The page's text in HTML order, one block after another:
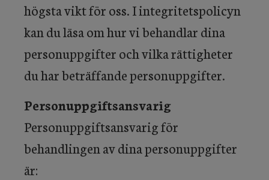
högsta vikt för oss. I integritetspolicyn
kan du läsa om hur vi behandlar dina
personuppgifter och vilka rättigheter
du har beträffande personuppgifter.
Personuppgiftsansvarig
Personuppgiftsansvarig för
behandlingen av dina personuppgifter
är: